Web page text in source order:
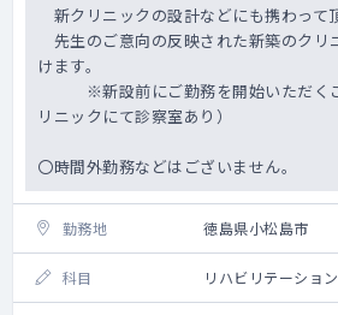
新クリニックの設計などにも携わって
先生のご意向の反映された新築のクリ
けます。
※新設前にご勤務を開始いただくこ
リニックにて診察室あり）
〇時間外勤務などはございません。
勤務地 徳島県小松島市
科目 リハビリテーショ